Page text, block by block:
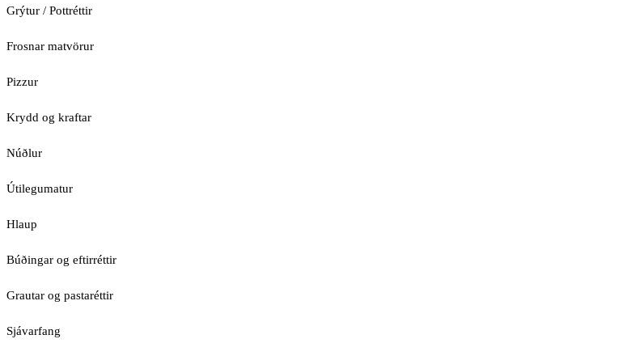
Grýtur / Pottréttir
Frosnar matvörur
Pizzur
Krydd og kraftar
Núðlur
Útilegumatur
Hlaup
Búðingar og eftirréttir
Grautar og pastaréttir
Sjávarfang